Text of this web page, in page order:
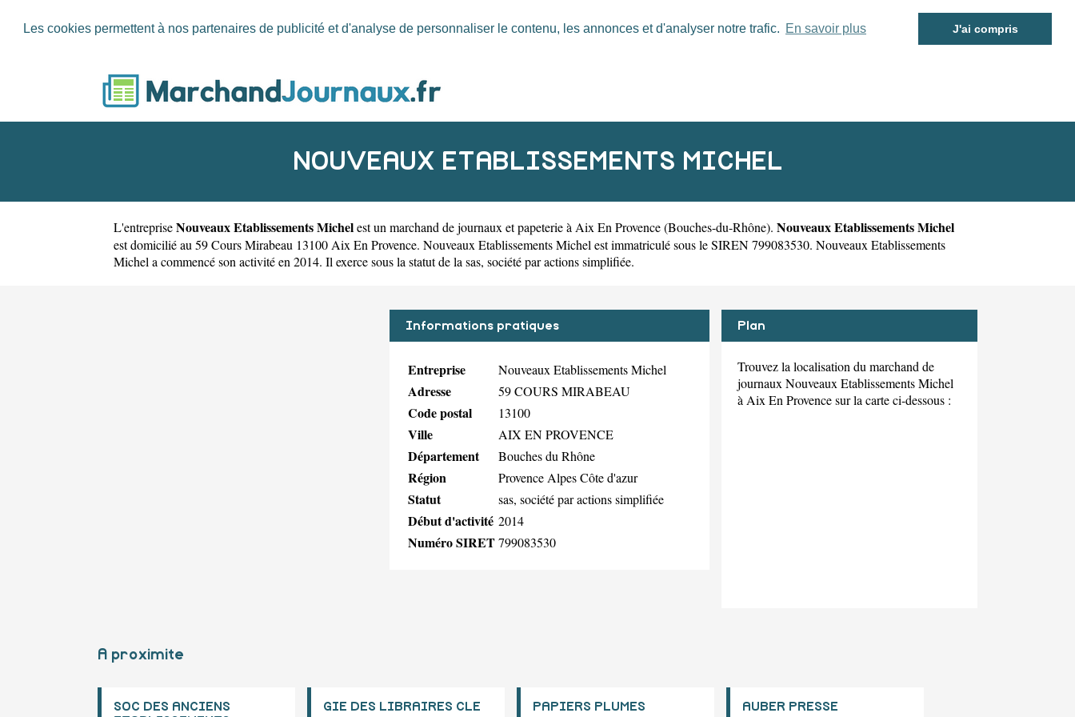
Les cookies permettent à nos partenaires de publicité et d'analyse de personnaliser le contenu, les annonces et d'analyser notre trafic. En savoir plus J'ai compris
NOUVEAUX ETABLISSEMENTS MICHEL
L'entrepriseNouveaux Etablissements Michelest un marchand de journaux et papeterie à Aix En Provence(Bouches-du-Rhône). Nouveaux Etablissements Michel
est domicilié au 59 Cours Mirabeau 13100 Aix En Provence. Nouveaux Etablissements Michel est immatriculé sous le SIREN 799083530. Nouveaux Etablissements
Michel a commencé son activité en 2014. Il exerce sous la statut de la sas, société par actions simplifiée.
Informations pratiques
Entreprise Nouveaux Etablissements Michel
Adresse 59 COURS MIRABEAU
Code postal 13100
Ville AIX EN PROVENCE
Département Bouches du Rhône
Région Provence Alpes Côte d'azur
Statut sas, société par actions simplifiée
Début d'activité 2014
Numéro SIRET799083530
Plan
Trouvez la localisation du marchand de
journaux Nouveaux Etablissements Michel
à Aix En Provence sur la carte ci-dessous :
A proximite
SOC DES ANCIENS
GIE DES LIBRAIRES CLE PAPIERS PLUMES AUBER PRESSE